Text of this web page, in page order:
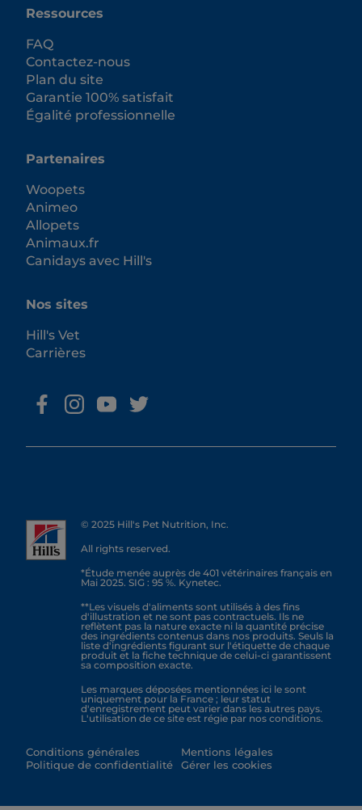
Ressources
FAQ
Contactez-nous
Plan du site
Garantie 100% satisfait
Égalité professionnelle
Partenaires
Woopets
Animeo
Allopets
Animaux.fr
Canidays avec Hill's
Nos sites
Hill's Vet
Carrières
© 2025 Hill's Pet Nutrition, Inc.
All rights reserved.
*Étude menée auprès de 401 vétérinaires français en
Mai 2025. SIG : 95 %. Kynetec.
**Les visuels d'aliments sont utilisés à des fins
d'illustration et ne sont pas contractuels. Ils ne
reflètent pas la nature exacte ni la quantité précise
des ingrédients contenus dans nos produits. Seuls la
liste d'ingrédients figurant sur l'étiquette de chaque
produit et la fiche technique de celui-ci garantissent
sa composition exacte.
Les marques déposées mentionnées ici le sont
uniquement pour la France ; leur statut
d'enregistrement peut varier dans les autres pays.
L'utilisation de ce site est régie par nos conditions.
Conditions générales
Politique de confidentialité
Mentions légales
Gérer les cookies